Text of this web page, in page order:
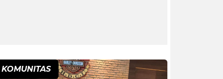
KOMUNITAS